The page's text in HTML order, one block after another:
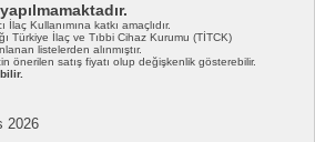
İlaç Kullanımına katkı amaçlıdır.
Türkiye İlaç ve Tıbbi Cihaz Kurumu (TİTCK)
listelerden alınmıştır.
önerilen satış fiyatı olup değişkenlik gösterebilir.
2026